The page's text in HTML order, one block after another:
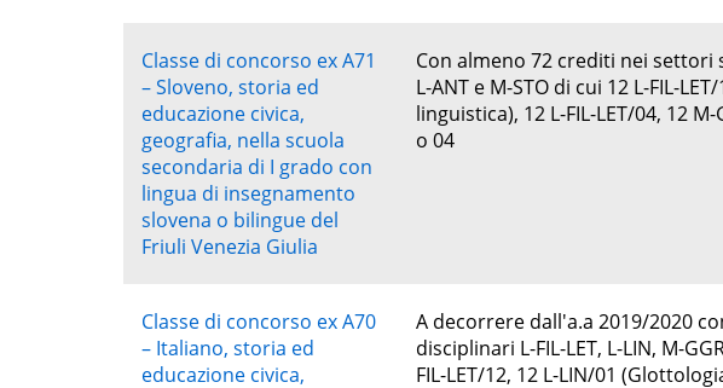
Classe di concorso ex A71
– Sloveno, storia ed
educazione civica,
geografia, nella scuola
secondaria di I grado con
lingua di insegnamento
slovena o bilingue del
Friuli Venezia Giulia
Con almeno 72 crediti nei settori
L-ANT e M-STO di cui 12 L-FIL-
linguistica), 12 L-FIL-LET/04, 12
o 04
Classe di concorso ex A70
– Italiano, storia ed
educazione civica,
A decorrere dall'a.a 2019/2020
disciplinari L-FIL-LET, L-LIN, M-
FIL-LET/12, 12 L-LIN/01